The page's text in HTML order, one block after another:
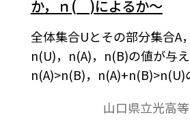
か，ｎ( )によるか～
全体集合Uとその部分集合A
n(U)，n(A)，n(B)の値が与え
n(A)>n(B)，n(A)+n(B)>n(U)
のU, A, Bの関係を問う問題
山口県立光高